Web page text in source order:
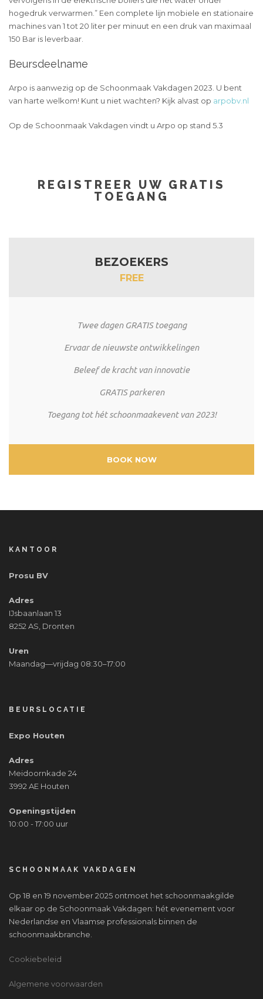
hogedruk verwarmen.” Een complete lijn mobiele en stationaire
machines van 1 tot 20 liter per minuut en een druk van maximaal
150 Bar is leverbaar.
Beursdeelname
Arpo is aanwezig op de Schoonmaak Vakdagen 2023. U bent
van harte welkom! Kunt u niet wachten? Kijk alvast op arpobv.nl
Op de Schoonmaak Vakdagen vindt u Arpo op stand 5.3
REGISTREER UW GRATIS
TOEGANG
BEZOEKERS
FREE
Twee dagen GRATIS toegang
Ervaar de nieuwste ontwikkelingen
Beleef de kracht van innovatie
GRATIS parkeren
Toegang tot hét schoonmaakevent van 2023!
BOOK NOW
KANTOOR
Prosu BV
Adres
IJsbaanlaan 13
8252 AS, Dronten
Uren
Maandag—vrijdag 08:30–17:00
BEURSLOCATIE
Expo Houten
Adres
Meidoornkade 24
3992 AE Houten
Openingstijden
10:00 - 17:00 uur
SCHOONMAAK VAKDAGEN
Op 18 en 19 november 2025 ontmoet het schoonmaakgilde
elkaar op de Schoonmaak Vakdagen: hét evenement voor
Nederlandse en Vlaamse professionals binnen de
schoonmaakbranche.
Cookiebeleid
Algemene voorwaarden